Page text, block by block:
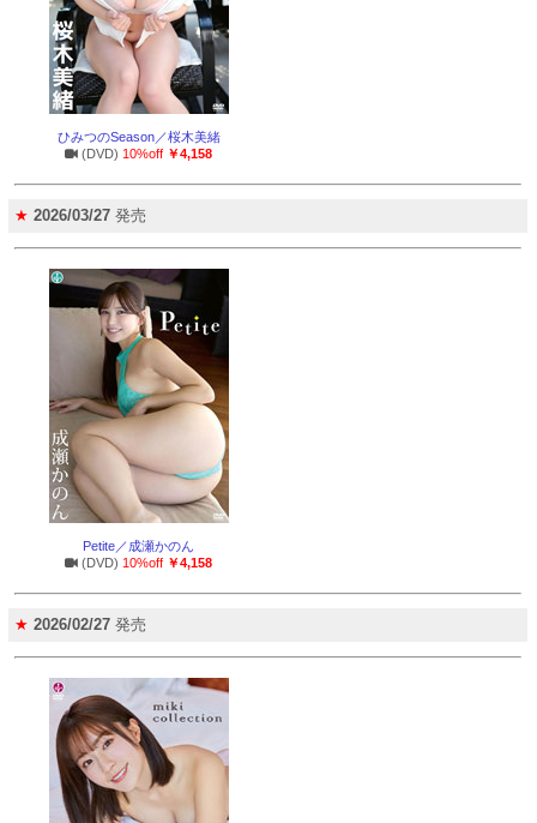
ひみつのSeason／桜木美緒
(DVD) 10%off ￥4,158
★ 2026/03/27 発売
Petite／成瀬かのん
(DVD) 10%off ￥4,158
★ 2026/02/27 発売